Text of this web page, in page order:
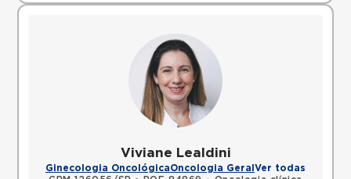
Viviane Lealdini
Ginecologia OncológicaOncologia Geral Ver todas